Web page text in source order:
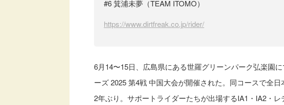
#6 箕浦未夢（TEAM ITOMO）
https://www.dirtfreak.co.jp/rider/
6月14〜15日、広島県にある世羅グリーンパーク弘楽園
ーズ 2025 第4戦 中国大会が開催された。同コースで全
2年ぶり。サポートライダーたちが出場するIA1・IA2・